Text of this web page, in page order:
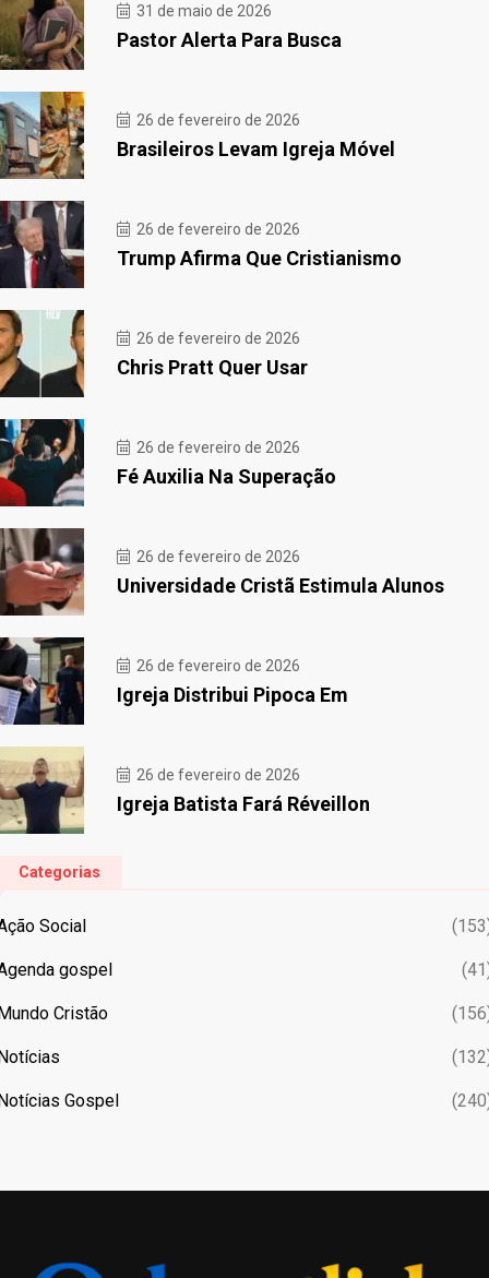
31 de maio de 2026
Pastor Alerta Para Busca
26 de fevereiro de 2026
Brasileiros Levam Igreja Móvel
26 de fevereiro de 2026
Trump Afirma Que Cristianismo
26 de fevereiro de 2026
Chris Pratt Quer Usar
26 de fevereiro de 2026
Fé Auxilia Na Superação
26 de fevereiro de 2026
Universidade Cristã Estimula Alunos
26 de fevereiro de 2026
Igreja Distribui Pipoca Em
26 de fevereiro de 2026
Igreja Batista Fará Réveillon
Categorias
Social
gospel
Cristão
Gospel